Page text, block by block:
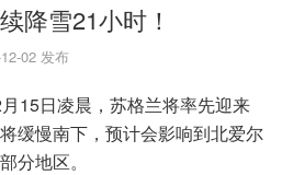
降雪21小时！
02 发布
15日凌晨，苏格兰将率先迎来
缓慢南下，预计会影响到北爱尔
分地区。